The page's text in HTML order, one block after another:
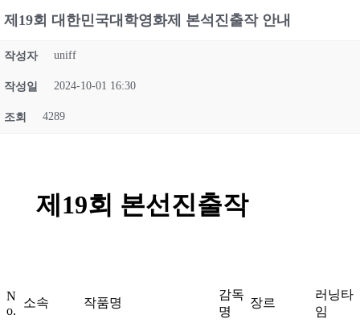
제19회 대한민국대학영화제 본석진출작 안내
작성자 uniff
작성일 2024-10-01 16:30
조회 4289
제19회 본선진출작
N
o.
소속 작품명
감독
명
장르
러닝타
임